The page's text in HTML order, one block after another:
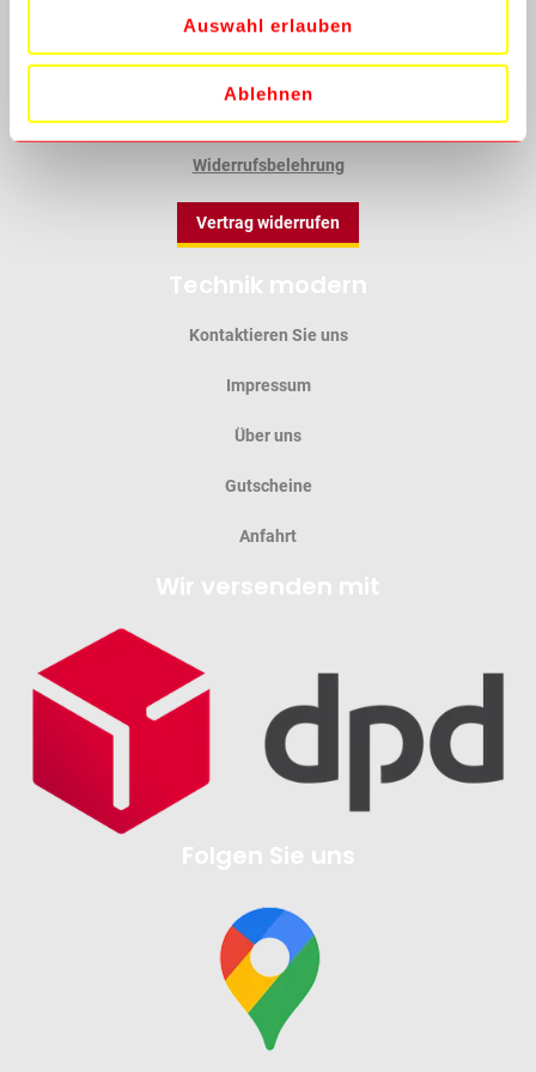
Auswahl erlauben
Ablehnen
AGB
Datenschutz
Widerrufsbelehrung
Vertrag widerrufen
Kontaktieren Sie uns
Impressum
Über uns
Gutscheine
Anfahrt